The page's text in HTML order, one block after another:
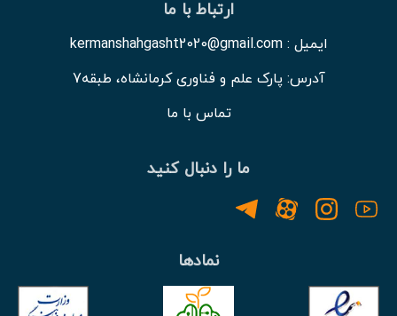
ارتباط با ما
ایمیل : kermanshahgasht2020@gmail.com
آدرس: پارک علم و فناوری کرمانشاه، طبقه7
تماس با ما
ما را دنبال کنید
نمادها